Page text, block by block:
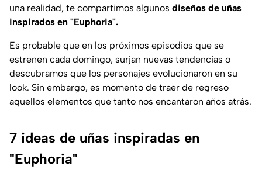
una realidad, te compartimos algunos diseños de uñas
inspirados en "Euphoria".
Es probable que en los próximos episodios que se
estrenen cada domingo, surjan nuevas tendencias o
descubramos que los personajes evolucionaron en su
look. Sin embargo, es momento de traer de regreso
aquellos elementos que tanto nos encantaron años atrás.
7 ideas de uñas inspiradas en
"Euphoria"